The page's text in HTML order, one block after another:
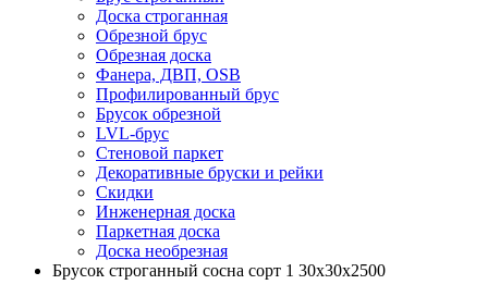
Доска строганная
Обрезной брус
Обрезная доска
Фанера, ДВП, OSB
Профилированный брус
Брусок обрезной
LVL-брус
Стеновой паркет
Декоративные бруски и рейки
Скидки
Инженерная доска
Паркетная доска
Доска необрезная
Брусок строганный сосна сорт 1 30х30х2500